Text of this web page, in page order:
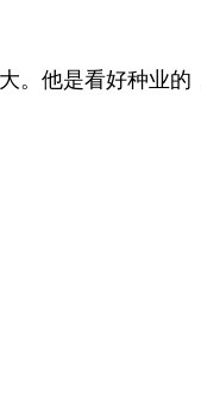
。他是看好种业的